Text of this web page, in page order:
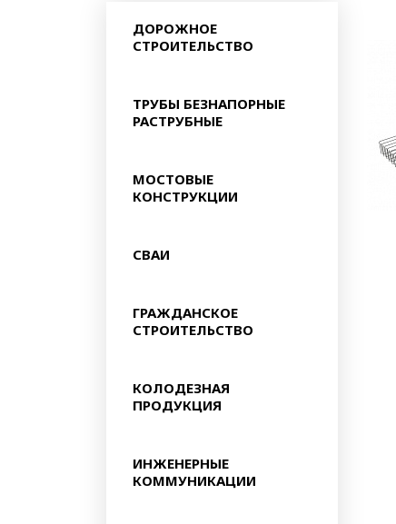
ДОРОЖНОЕ
СТРОИТЕЛЬСТВО
ТРУБЫ БЕЗНАПОРНЫЕ
РАСТРУБНЫЕ
МОСТОВЫЕ
КОНСТРУКЦИИ
СВАИ
ГРАЖДАНСКОЕ
СТРОИТЕЛЬСТВО
КОЛОДЕЗНАЯ
ПРОДУКЦИЯ
ИНЖЕНЕРНЫЕ
КОММУНИКАЦИИ